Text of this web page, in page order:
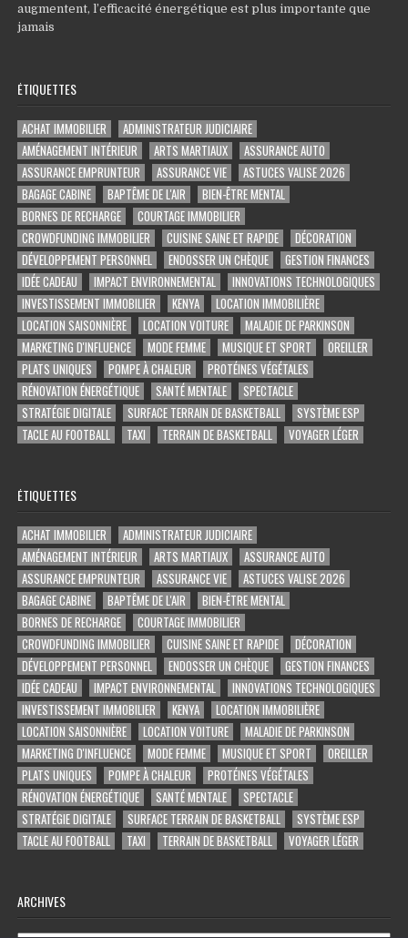
augmentent, l’efficacité énergétique est plus importante que
jamais
ÉTIQUETTES
ACHAT IMMOBILIER
ADMINISTRATEUR JUDICIAIRE
AMÉNAGEMENT INTÉRIEUR
ARTS MARTIAUX
ASSURANCE AUTO
ASSURANCE EMPRUNTEUR
ASSURANCE VIE
ASTUCES VALISE 2026
BAGAGE CABINE
BAPTÊME DE L'AIR
BIEN-ÊTRE MENTAL
BORNES DE RECHARGE
COURTAGE IMMOBILIER
CROWDFUNDING IMMOBILIER
CUISINE SAINE ET RAPIDE
DÉCORATION
DÉVELOPPEMENT PERSONNEL
ENDOSSER UN CHÈQUE
GESTION FINANCES
IDÉE CADEAU
IMPACT ENVIRONNEMENTAL
INNOVATIONS TECHNOLOGIQUES
INVESTISSEMENT IMMOBILIER
KENYA
LOCATION IMMOBILIÈRE
LOCATION SAISONNIÈRE
LOCATION VOITURE
MALADIE DE PARKINSON
MARKETING D'INFLUENCE
MODE FEMME MUSIQUE ET SPORT
OREILLER
PLATS UNIQUES
POMPE À CHALEUR
PROTÉINES VÉGÉTALES
RÉNOVATION ÉNERGÉTIQUE
SANTÉ MENTALE
SPECTACLE
STRATÉGIE DIGITALE
SURFACE TERRAIN DE BASKETBALL
SYSTÈME ESP
TACLE AU FOOTBALL
TAXI TERRAIN DE BASKETBALL VOYAGER LÉGER
ÉTIQUETTES
ACHAT IMMOBILIER
ADMINISTRATEUR JUDICIAIRE
AMÉNAGEMENT INTÉRIEUR
ARTS MARTIAUX
ASSURANCE AUTO
ASSURANCE EMPRUNTEUR
ASSURANCE VIE
ASTUCES VALISE 2026
BAGAGE CABINE
BAPTÊME DE L'AIR
BIEN-ÊTRE MENTAL
BORNES DE RECHARGE
COURTAGE IMMOBILIER
CROWDFUNDING IMMOBILIER
CUISINE SAINE ET RAPIDE
DÉCORATION
DÉVELOPPEMENT PERSONNEL
ENDOSSER UN CHÈQUE
GESTION FINANCES
IDÉE CADEAU
IMPACT ENVIRONNEMENTAL
INNOVATIONS TECHNOLOGIQUES
INVESTISSEMENT IMMOBILIER
KENYA
LOCATION IMMOBILIÈRE
LOCATION SAISONNIÈRE
LOCATION VOITURE
MALADIE DE PARKINSON
MARKETING D'INFLUENCE
MODE FEMME MUSIQUE ET SPORT
OREILLER
PLATS UNIQUES
POMPE À CHALEUR
PROTÉINES VÉGÉTALES
RÉNOVATION ÉNERGÉTIQUE
SANTÉ MENTALE
SPECTACLE
STRATÉGIE DIGITALE
SURFACE TERRAIN DE BASKETBALL
SYSTÈME ESP
TACLE AU FOOTBALL
TAXI TERRAIN DE BASKETBALL VOYAGER LÉGER
ARCHIVES